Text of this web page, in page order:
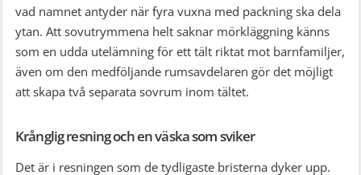
vad namnet antyder när fyra vuxna med packning ska dela
ytan. Att sovutrymmena helt saknar mörkläggning känns
som en udda utelämning för ett tält riktat mot barnfamiljer,
även om den medföljande rumsavdelaren gör det möjligt
att skapa två separata sovrum inom tältet.
Krånglig resning och en väska som sviker
Det är i resningen som de tydligaste bristerna dyker upp.